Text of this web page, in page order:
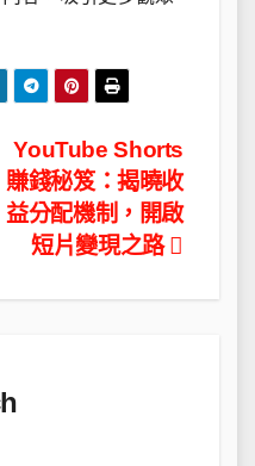
YouTube Shorts
賺錢秘笈：揭曉收
益分配機制，開啟
短片變現之路